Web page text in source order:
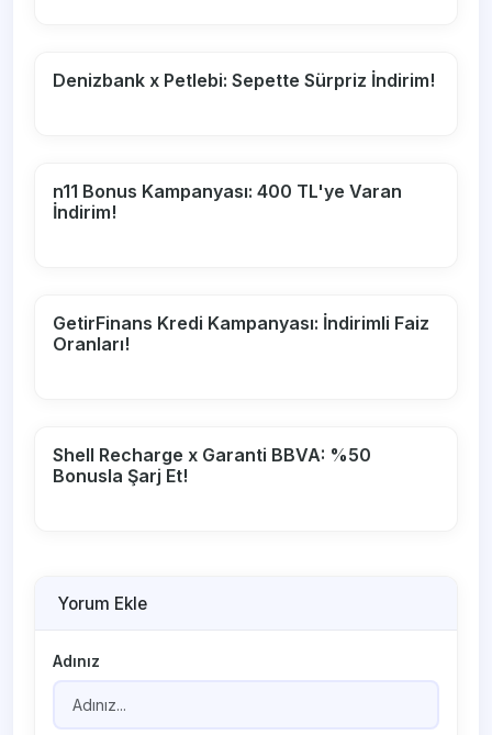
Denizbank x Petlebi: Sepette Sürpriz İndirim!
n11 Bonus Kampanyası: 400 TL'ye Varan
İndirim!
GetirFinans Kredi Kampanyası: İndirimli Faiz
Oranları!
Shell Recharge x Garanti BBVA: %50
Bonusla Şarj Et!
Yorum Ekle
Adınız